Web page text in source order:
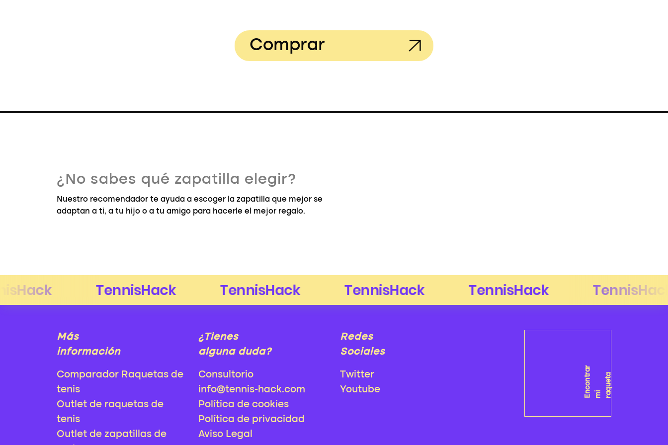
Comprar
¿No sabes qué zapatilla elegir?
Nuestro recomendador te ayuda a escoger la zapatilla que mejor se
adaptan a ti, a tu hijo o a tu amigo para hacerle el mejor regalo.
Más
información
Comparador Raquetas de
tenis
Outlet de raquetas de
tenis
Outlet de zapatillas de
¿Tienes
alguna duda?
Consultorio
info@tennis-hack.com
Política de cookies
Política de privacidad
Aviso Legal
Redes
Sociales
Twitter
Youtube